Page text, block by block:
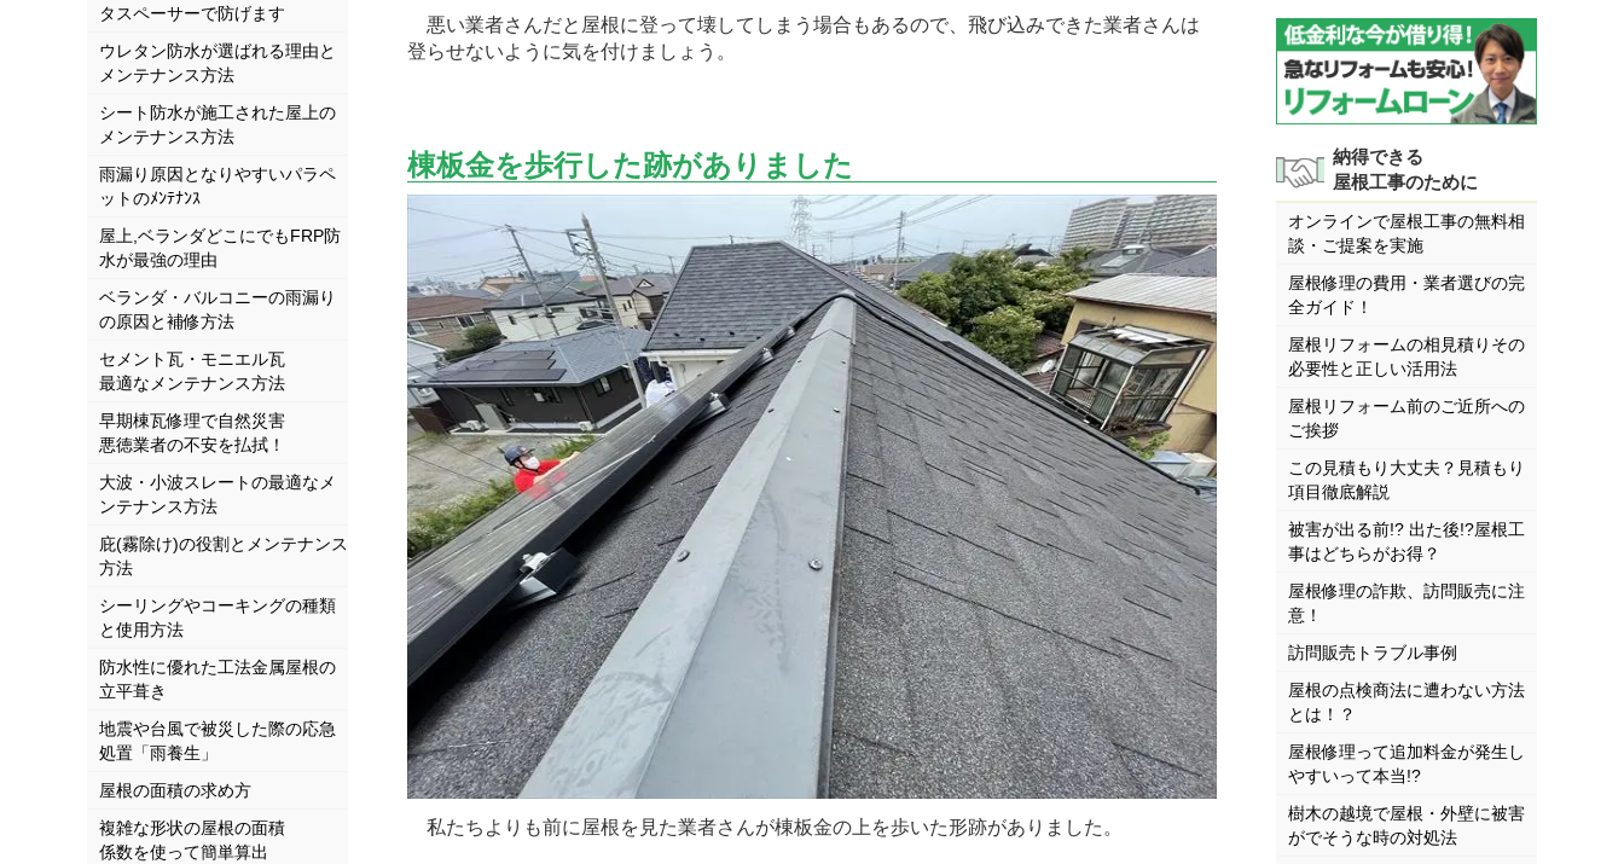
タスペーサーで防げます
ウレタン防水が選ばれる理由と
メンテナンス方法
シート防水が施工された屋上の
メンテナンス方法
雨漏り原因となりやすいパラペ
ットのﾒﾝﾃﾅﾝｽ
屋上,ベランダどこにでもFRP防
水が最強の理由
ベランダ・バルコニーの雨漏り
の原因と補修方法
セメント瓦・モニエル瓦
最適なメンテナンス方法
早期棟瓦修理で自然災害
悪徳業者の不安を払拭！
大波・小波スレートの最適なメ
ンテナンス方法
庇(霧除け)の役割とメンテナンス
方法
シーリングやコーキングの種類
と使用方法
防水性に優れた工法金属屋根の
立平葺き
地震や台風で被災した際の応急
処置「雨養生」
屋根の面積の求め方
複雑な形状の屋根の面積
係数を使って簡単算出
悪い業者さんだと屋根に登って壊してしまう場合もあるので、飛び込みできた業者さんは
登らせないように気を付けましょう。
棟板金を歩行した跡がありました
私たちよりも前に屋根を見た業者さんが棟板金の上を歩いた形跡がありました。
納得できる
屋根工事のために
オンラインで屋根工事の無料相
談・ご提案を実施
屋根修理の費用・業者選びの完
全ガイド！
屋根リフォームの相見積りその
必要性と正しい活用法
屋根リフォーム前のご近所への
ご挨拶
この見積もり大丈夫？見積もり
項目徹底解説
被害が出る前!? 出た後!?屋根工
事はどちらがお得？
屋根修理の詐欺、訪問販売に注
意！
訪問販売トラブル事例
屋根の点検商法に遭わない方法
とは！？
屋根修理って追加料金が発生し
やすいって本当!?
樹木の越境で屋根・外壁に被害
がでそうな時の対処法